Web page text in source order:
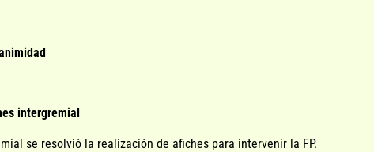
intergremial
se resolvió la realización de afiches para intervenir la FP.